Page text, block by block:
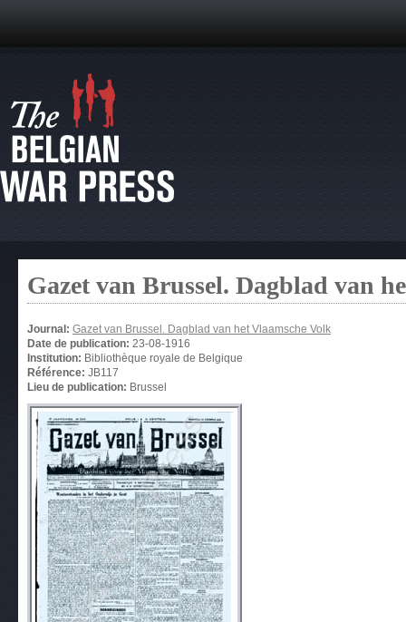
Gazet van Brussel. Dagblad van
Journal: Gazet van Brussel. Dagblad van het Vlaamsche Volk
Date de publication: 23-08-1916
Institution: Bibliothèque royale de Belgique
Référence: JB117
Lieu de publication: Brussel